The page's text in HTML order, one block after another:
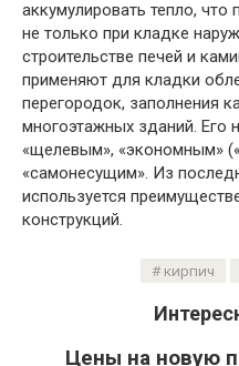
аккумулировать тепло, что
не только при кладке
строительстве печей и
применяют для кладки
перегородок, заполнения
многоэтажных зданий. Его
«щелевым», «экономным»
«самонесущим». Из
используется
конструкций.
кирпич
Цены на новую